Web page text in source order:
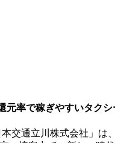
元率で稼ぎやすいタクシ
交通立川株式会社」は